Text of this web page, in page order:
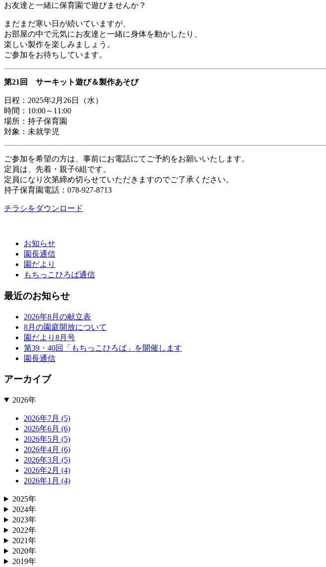
お友達と一緒に保育園で遊びませんか？
まだまだ寒い日が続いていますが、
お部屋の中で元気にお友達と一緒に身体を動かしたり、
楽しい製作を楽しみましょう。
ご参加をお待ちしています。
第21回 サーキット遊び＆製作あそび
日程：2025年2月26日（水）
時間：10:00～11:00
場所：持子保育園
対象：未就学児
ご参加を希望の方は、事前にお電話にてご予約をお願いいたします。
定員は、先着・親子6組です。
定員になり次第締め切らせていただきますのでご了承ください。
持子保育園電話：078-927-8713
チラシをダウンロード
お知らせ
園長通信
園だより
もちっこひろば通信
最近のお知らせ
2026年8月の献立表
8月の園庭開放について
園だより8月号
第39・40回「もちっこひろば」を開催します
園長通信
アーカイブ
2026年
2026年7月 (5)
2026年6月 (6)
2026年5月 (5)
2026年4月 (6)
2026年3月 (5)
2026年2月 (4)
2026年1月 (4)
2025年
2024年
2023年
2022年
2021年
2020年
2019年